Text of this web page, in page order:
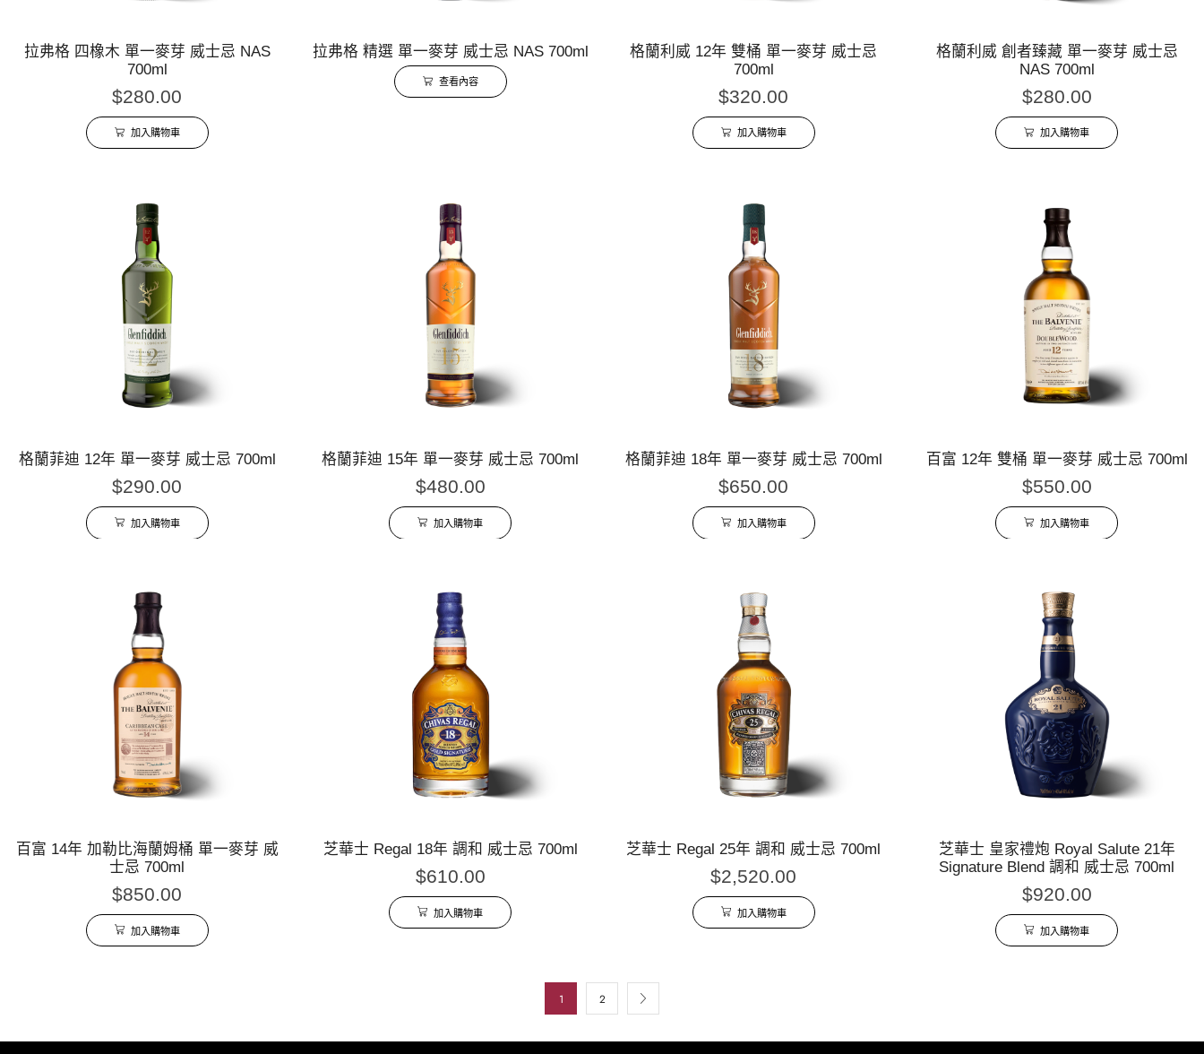
拉弗格 四橡木 單一麥芽 威士忌 NAS
700ml
$280.00
加入購物車
拉弗格 精選 單一麥芽 威士忌 NAS 700ml
查看內容
格蘭利威 12年 雙桶 單一麥芽 威士忌
700ml
$320.00
加入購物車
格蘭利威 創者臻藏 單一麥芽 威士忌
NAS 700ml
$280.00
加入購物車
格蘭菲迪 12年 單一麥芽 威士忌 700ml
$290.00
加入購物車
格蘭菲迪 15年 單一麥芽 威士忌 700ml
$480.00
加入購物車
格蘭菲迪 18年 單一麥芽 威士忌 700ml
$650.00
加入購物車
百富 12年 雙桶 單一麥芽 威士忌 700ml
$550.00
加入購物車
百富 14年 加勒比海蘭姆桶 單一麥芽 威
士忌 700ml
$850.00
加入購物車
芝華士 Regal 18年 調和 威士忌 700ml
$610.00
加入購物車
芝華士 Regal 25年 調和 威士忌 700ml
$2,520.00
加入購物車
芝華士 皇家禮炮 Royal Salute 21年
Signature Blend 調和 威士忌 700ml
$920.00
加入購物車
1 2